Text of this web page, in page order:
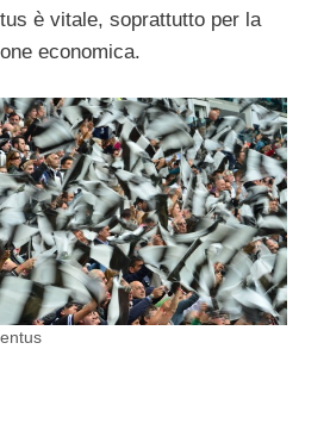
è vitale, soprattutto per la
economica.